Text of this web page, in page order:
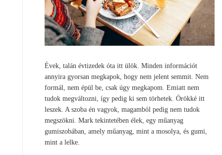
Évek, talán évtizedek óta itt ülök. Minden információt
annyira gyorsan megkapok, hogy nem jelent semmit. Nem
formál, nem épül be, csak úgy megkapom. Emiatt nem
tudok megváltozni, így pedig ki sem törhetek. Örökké itt
leszek. A szoba én vagyok, magamból pedig nem tudok
megszökni. Mark tekintetében élek, egy műanyag
gumiszobában, amely műanyag, mint a mosolya, és gumi,
mint a lelke.